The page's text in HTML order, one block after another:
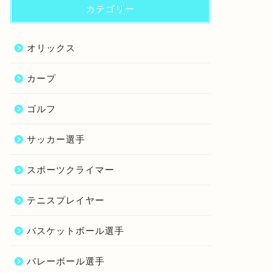
カテゴリー
オリックス
カープ
ゴルフ
サッカー選手
スポーツクライマー
テニスプレイヤー
バスケットボール選手
バレーボール選手